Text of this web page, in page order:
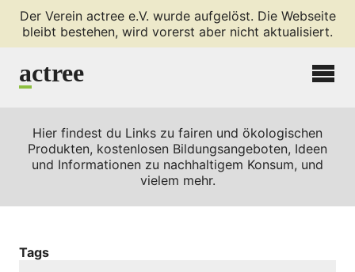
Der Verein actree e.V. wurde aufgelöst. Die Webseite
bleibt bestehen, wird vorerst aber nicht aktualisiert.
actree
Hier findest du Links zu fairen und ökologischen
Produkten, kostenlosen Bildungsangeboten, Ideen
und Informationen zu nachhaltigem Konsum, und
vielem mehr.
Tags